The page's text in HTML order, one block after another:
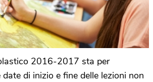
2016-2017 sta per
di inizio e fine delle lezioni non